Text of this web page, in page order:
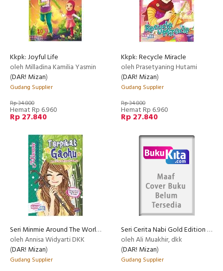
Kkpk: Joyful Life
oleh Milladina Kamilia Yasmin
(DAR! Mizan)
Gudang Supplier
Rp 34.800
Hemat Rp 6.960
Rp 27.840
Kkpk: Recycle Miracle
oleh Prasetyaning Hutami
(DAR! Mizan)
Gudang Supplier
Rp 34.800
Hemat Rp 6.960
Rp 27.840
Seri Minmie Around The World: Terpikat Gaohu Dan 10 Cerita Menarik Lainnya
oleh Annisa Widyarti DKK
(DAR! Mizan)
Gudang Supplier
Seri Cerita Nabi Gold Edition (Scn Ge): Ditelan Paus Dan 5 Cerita
oleh Ali Muakhir, dkk
(DAR! Mizan)
Gudang Supplier